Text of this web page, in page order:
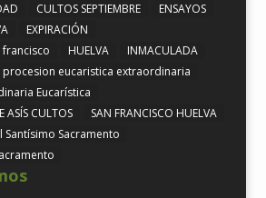
CULTOS SEPTIEMBRE
ENSAYOS
EXPIRACIÓN
HUELVA
INMACULADA
procesion eucaristica extraordinaria
Eucarística
ASÍS CULTOS
SAN FRANCISCO HUELVA
Santísimo Sacramento